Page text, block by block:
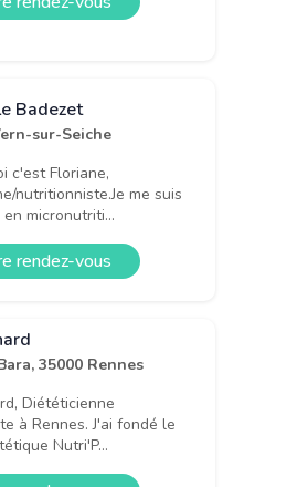
Badezet
sur-Seiche
c'est Floriane,
nutritionniste.Je me suis
micronutriti...
rendez-vous
35000 Rennes
Diététicienne
à Rennes. J'ai fondé le
Nutri'P...